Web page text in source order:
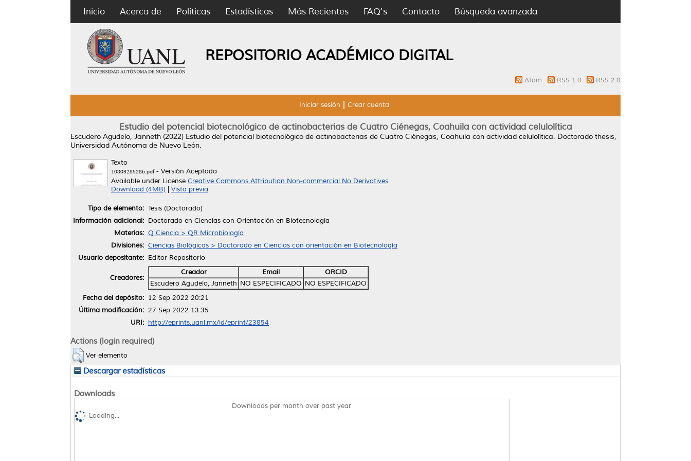
Inicio Acerca de Políticas Estadísticas Más Recientes FAQ's Contacto Búsqueda avanzada
REPOSITORIO ACADÉMICO DIGITAL
Atom RSS 1.0 RSS 2.0
Iniciar sesión Crear cuenta
Estudio del potencial biotecnológico de actinobacterias de Cuatro Ciénegas, Coahuila con actividad celulolítica
Escudero Agudelo, Janneth (2022) Estudio del potencial biotecnológico de actinobacterias de Cuatro Ciénegas, Coahuila con actividad celulolítica. Doctorado thesis,
Universidad Autónoma de Nuevo León.
Texto
1080328528b.pdf- Versión Aceptada
Available under License Creative Commons Attribution Non-commercial No Derivatives.
Download (4MB)
Vista previa
Tipo de elemento: Tesis (Doctorado)
Información adicional: Doctorado en Ciencias con Orientación en Biotecnología
Materias: Q Ciencia > QR Microbiología
Divisiones: Ciencias Biológicas > Doctorado en Ciencias con orientación en Biotecnología
Usuario depositante: Editor Repositorio
Creadores:
Creador Email
ORCID
Escudero Agudelo, Janneth NO ESPECIFICADO NO ESPECIFICADO
Fecha del depósito: 12 Sep 2022 20:21
Última modificación: 27 Sep 2022 13:35
URI: http://eprints.uanl.mx/id/eprint/23854
Actions (login required)
Ver elemento
Descargar estadísticas
Downloads
Downloads per month over past year
Loading...